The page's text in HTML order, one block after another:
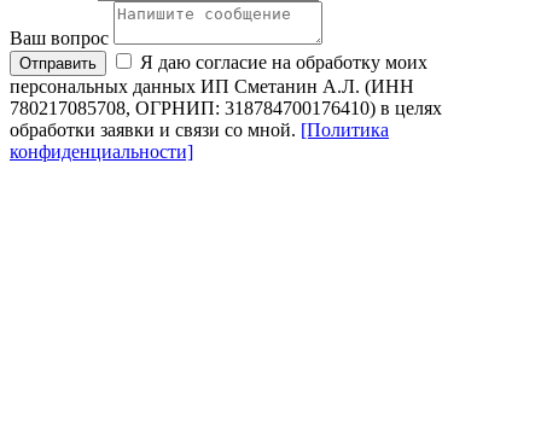
Ваш вопрос
Отправить
Я даю согласие на обработку моих
персональных данных ИП Сметанин А.Л. (ИНН
780217085708, ОГРНИП: 318784700176410) в целях
обработки заявки и связи со мной. [Политика
конфиденциальности]